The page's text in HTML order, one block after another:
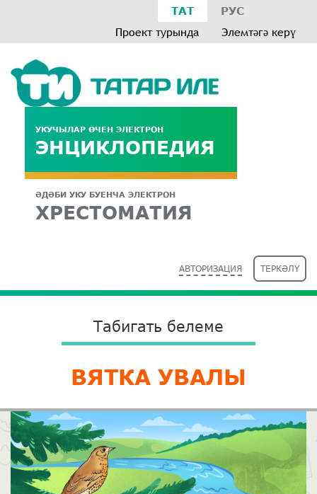
ТАТ РУС
Проект турында Элемтәгә керү
УКУЧЫЛАР ӨЧЕН ЭЛЕКТРОН
ЭНЦИКЛОПЕДИЯ
ӘДӘБИ УКУ БУЕНЧА ЭЛЕКТРОН
ХРЕСТОМАТИЯ
АВТОРИЗАЦИЯ ТЕРКӘЛҮ
Табигать белеме
ВЯТКА УВАЛЫ